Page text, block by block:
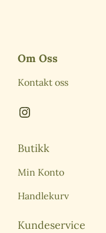
Om Oss
Kontakt oss
Butikk
Min Konto
Handlekurv
Kundeservice